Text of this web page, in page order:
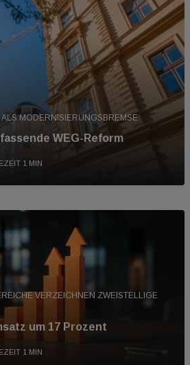
MODERNISIERUNGSBREMSE
WEG-Reform
1 MIN
VERZEICHNEN ZWEISTELLIGE
um 17 Prozent
1 MIN